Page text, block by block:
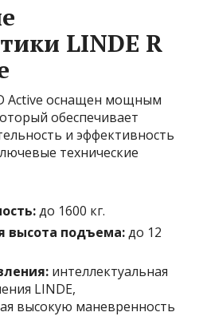
LINDE R
Active оснащен мощным
обеспечивает
и эффективность
технические
до 1600 кг.
высота подъема:до 12
интеллектуальная
LINDE,
высокую маневренность